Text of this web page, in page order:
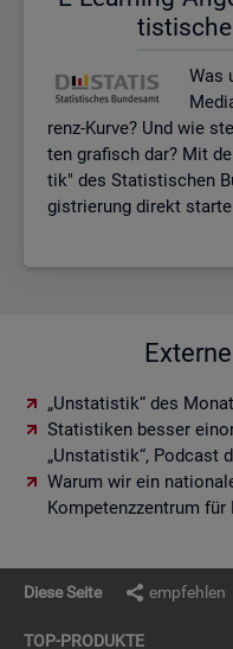
Was
renz-Kurve? Und wie
ten gra­fisch dar? Mit
tik" des Sta­tis­ti­schen
gis­trie­rung di­rekt
„Unstatistik“ des
Statistiken besser
„Unstatistik“, Podcast
Warum wir ein
Kompetenzzentrum
Diese Seite empfehlen
TOP-PRO­DUK­TE